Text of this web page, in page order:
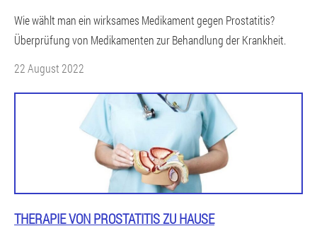
Wie wählt man ein wirksames Medikament gegen Prostatitis?
Überprüfung von Medikamenten zur Behandlung der Krankheit.
22 August 2022
THERAPIE VON PROSTATITIS ZU HAUSE